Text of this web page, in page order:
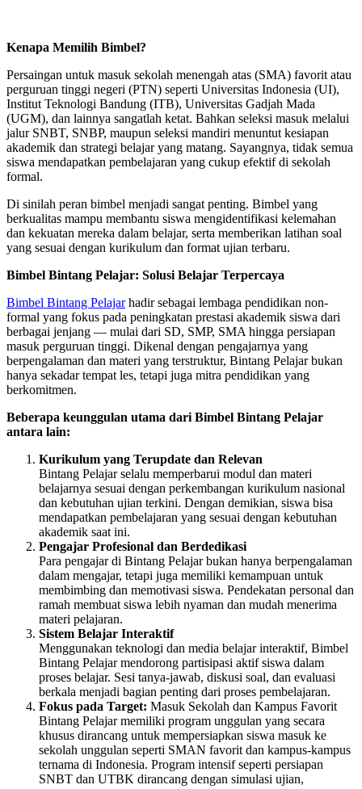
Kenapa Memilih Bimbel?
Persaingan untuk masuk sekolah menengah atas (SMA) favorit atau
perguruan tinggi negeri (PTN) seperti Universitas Indonesia (UI),
Institut Teknologi Bandung (ITB), Universitas Gadjah Mada
(UGM), dan lainnya sangatlah ketat. Bahkan seleksi masuk melalui
jalur SNBT, SNBP, maupun seleksi mandiri menuntut kesiapan
akademik dan strategi belajar yang matang. Sayangnya, tidak semua
siswa mendapatkan pembelajaran yang cukup efektif di sekolah
formal.
Di sinilah peran bimbel menjadi sangat penting. Bimbel yang
berkualitas mampu membantu siswa mengidentifikasi kelemahan
dan kekuatan mereka dalam belajar, serta memberikan latihan soal
yang sesuai dengan kurikulum dan format ujian terbaru.
Bimbel Bintang Pelajar: Solusi Belajar Terpercaya
Bimbel Bintang Pelajarhadir sebagai lembaga pendidikan non-
formal yang fokus pada peningkatan prestasi akademik siswa dari
berbagai jenjang — mulai dari SD, SMP, SMA hingga persiapan
masuk perguruan tinggi. Dikenal dengan pengajarnya yang
berpengalaman dan materi yang terstruktur, Bintang Pelajar bukan
hanya sekadar tempat les, tetapi juga mitra pendidikan yang
berkomitmen.
Beberapa keunggulan utama dari Bimbel Bintang Pelajar
antara lain:
Kurikulum yang Terupdate dan Relevan
Bintang Pelajar selalu memperbarui modul dan materi
belajarnya sesuai dengan perkembangan kurikulum nasional
dan kebutuhan ujian terkini. Dengan demikian, siswa bisa
mendapatkan pembelajaran yang sesuai dengan kebutuhan
akademik saat ini.
Pengajar Profesional dan Berdedikasi
Para pengajar di Bintang Pelajar bukan hanya berpengalaman
dalam mengajar, tetapi juga memiliki kemampuan untuk
membimbing dan memotivasi siswa. Pendekatan personal dan
ramah membuat siswa lebih nyaman dan mudah menerima
materi pelajaran.
Sistem Belajar Interaktif
Menggunakan teknologi dan media belajar interaktif, Bimbel
Bintang Pelajar mendorong partisipasi aktif siswa dalam
proses belajar. Sesi tanya-jawab, diskusi soal, dan evaluasi
berkala menjadi bagian penting dari proses pembelajaran.
Fokus pada Target: Masuk Sekolah dan Kampus Favorit
Bintang Pelajar memiliki program unggulan yang secara
khusus dirancang untuk mempersiapkan siswa masuk ke
sekolah unggulan seperti SMAN favorit dan kampus-kampus
ternama di Indonesia. Program intensif seperti persiapan
SNBT dan UTBK dirancang dengan simulasi ujian,